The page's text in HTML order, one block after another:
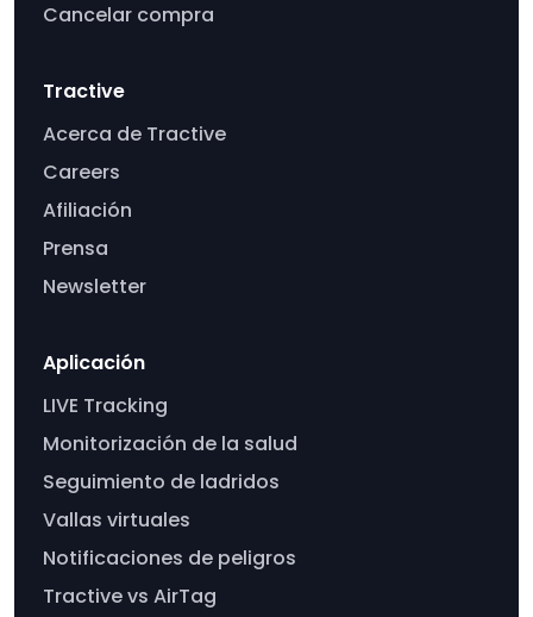
Cancelar compra
Tractive
Acerca de Tractive
Careers
Afiliación
Prensa
Newsletter
Aplicación
LIVE Tracking
Monitorización de la salud
Seguimiento de ladridos
Vallas virtuales
Notificaciones de peligros
Tractive vs AirTag